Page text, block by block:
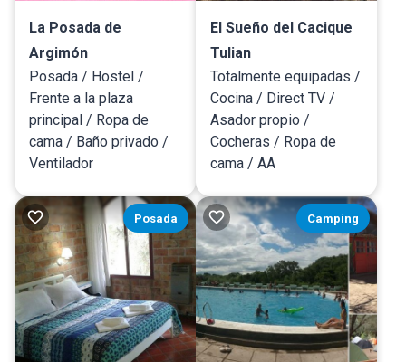
La Posada de
Argimón
Posada / Hostel /
Frente a la plaza
principal / Ropa de
cama / Baño privado /
Ventilador
El Sueño del Cacique
Tulian
Totalmente equipadas /
Cocina / Direct TV /
Asador propio /
Cocheras / Ropa de
cama / AA
Posada Camping